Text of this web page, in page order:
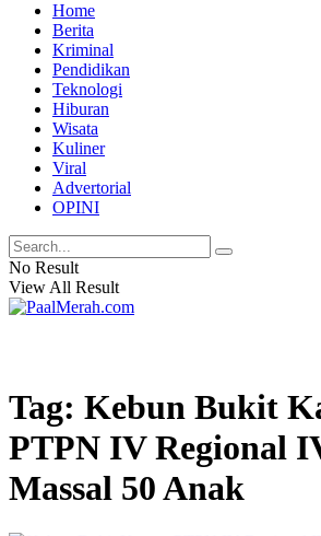
Home
Berita
Kriminal
Pendidikan
Teknologi
Hiburan
Wisata
Kuliner
Viral
Advertorial
OPINI
No Result
View All Result
Tag: Kebun Bukit
PTPN IV Regional
Massal 50 Anak